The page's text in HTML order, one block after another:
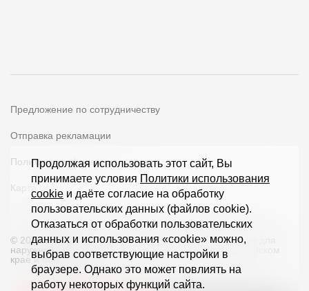
Предложение по сотрудничеству
Отправка рекламации
Политика конфиденциальности
Карта сайта
© 2026 ООО «Дёке Экстружн» - производство товаров для
наружной отделки загородных домов и кровли в Алтайском
крае и по всей РФ
Продолжая использовать этот сайт, Вы
принимаете условия Политики использования
cookie и даёте согласие на обработку
пользовательских данных (файлов cookie).
Отказаться от обработки пользовательских
данных и использования «cookie» можно,
выбрав соответствующие настройки в
браузере. Однако это может повлиять на
работу некоторых функций сайта.